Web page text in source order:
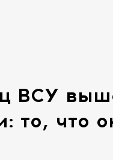
ВСУ
то, что